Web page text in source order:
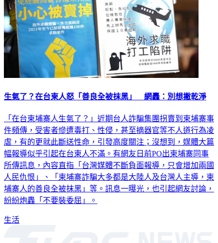
生氣了？在台柬人怒「善良全被抹黑」 網轟：別想撇乾淨
「在台柬埔寨人生氣了？」近期台人詐騙集團拐賣到柬埔寨事
件頻傳，受害者慘遭毒打、性侵，甚至摘器官等不人道行為凌
虐，有的更就此斷送性命，引發高度關注；沒想到，媒體大篇
幅報導似乎引起在台柬人不滿。有網友日前PO出柬埔寨同事
所傳訊息，內容直指「台灣媒體不斷負面報導，只會增加兩國
人民仇恨」、「柬埔寨詐騙大多都是大陸人及台灣人主導，柬
埔寨人的善良全被抹黑」等。訊息一曝光，也引起網友討論，
紛紛炮轟「不要裝委屈」。
生活